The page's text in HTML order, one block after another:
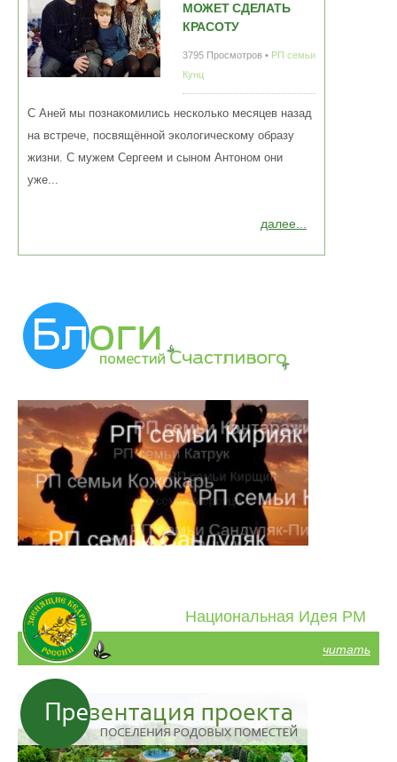
МОЖЕТ СДЕЛАТЬ
КРАСОТУ
3795 Просмотров • РП семьи
Кунц
далее...
С Аней мы познакомились несколько месяцев назад
на встрече, посвящённой экологическому образу
жизни. С мужем Сергеем и сыном Антоном они
уже...
Национальная Идея РМ
читать